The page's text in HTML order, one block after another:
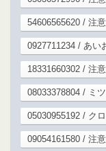
54606565620 / 注
0927711234 / あい
18331660302 / 注
08033378804 / ミ
05030955192 / ク
09054161580 / 注